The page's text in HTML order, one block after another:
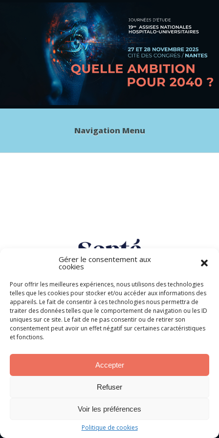
Gérer le consentement aux
cookies
Pour offrir les meilleures expériences, nous utilisons des technologies
telles que les cookies pour stocker et/ou accéder aux informations des
appareils. Le fait de consentir à ces technologies nous permettra de
traiter des données telles que le comportement de navigation ou les ID
uniques sur ce site. Le fait de ne pas consentir ou de retirer son
consentement peut avoir un effet négatif sur certaines caractéristiques
et fonctions.
Accepter
Refuser
Voir les préférences
Politique de cookies
Navigation Menu
← Previous